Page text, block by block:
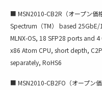
■ MSN2010-CB2R（オープン価
Spectrum（TM） based
MLNX-OS, 18 SFP28 ports and
x86 Atom CPU, short depth,
separately, RoHS6
■ MSN2010-CB2FO（オープン価